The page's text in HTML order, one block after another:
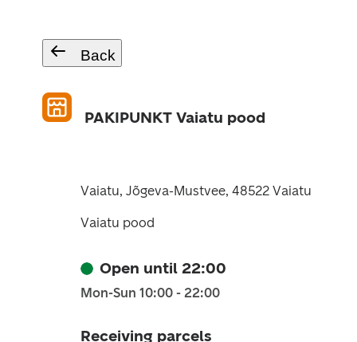
Back
PAKIPUNKT Vaiatu pood
Vaiatu, Jõgeva-Mustvee, 48522 Vaiatu
Vaiatu pood
Open until 22:00
Mon-Sun 10:00 - 22:00
Receiving parcels